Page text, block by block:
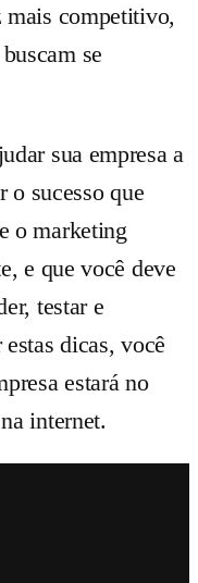
mais competitivo,
se
sua empresa a
o sucesso que
o marketing
e que você deve
testar e
dicas, você
estará no
internet.